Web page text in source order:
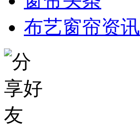
布艺窗帘资讯